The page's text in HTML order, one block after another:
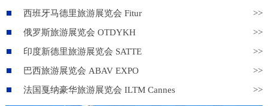
利礼品等，买家包括礼品公司、代理商、分销
商、批发商、百货商超以及企业用户。来自各行
的创意设计及富有竞争力的价格为买家提供多样
的选择。以成都为中心的西部礼品家居市场潜力
年运作国际礼品展的专业经验，立足成都，为业
西班牙马德里旅游展览会 Fitur
>>
俄罗斯旅游展览会 OTDYKH
>>
印度新德里旅游展览会 SATTE
>>
巴西旅游展览会 ABAV EXPO
>>
法国戛纳豪华旅游展览会 ILTM Cannes
>>